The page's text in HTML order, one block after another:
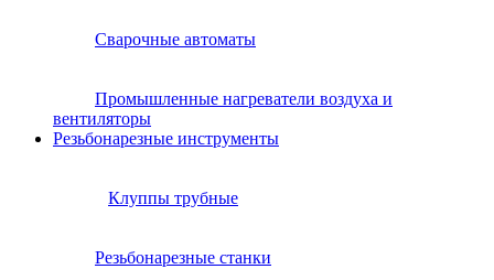
Сварочные автоматы
Промышленные нагреватели воздуха и
вентиляторы
Резьбонарезные инструменты
Клуппы трубные
Резьбонарезные станки